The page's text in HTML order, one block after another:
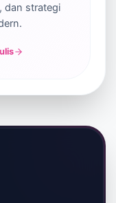
dan strategi